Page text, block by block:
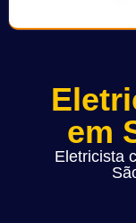
em
Eletricista